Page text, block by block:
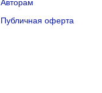
Авторам
Публичная оферта